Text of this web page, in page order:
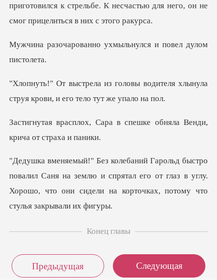
приготовился к стрельбе. К несчастью для не
но ухмыльнулся и по
вы водителя хлынула
струя крови
а в спешке обняла Венди,
аня на землю и спрятал его от глаз в углу.
Хорошо, что они
Конец главы
Предыдущая Следующая